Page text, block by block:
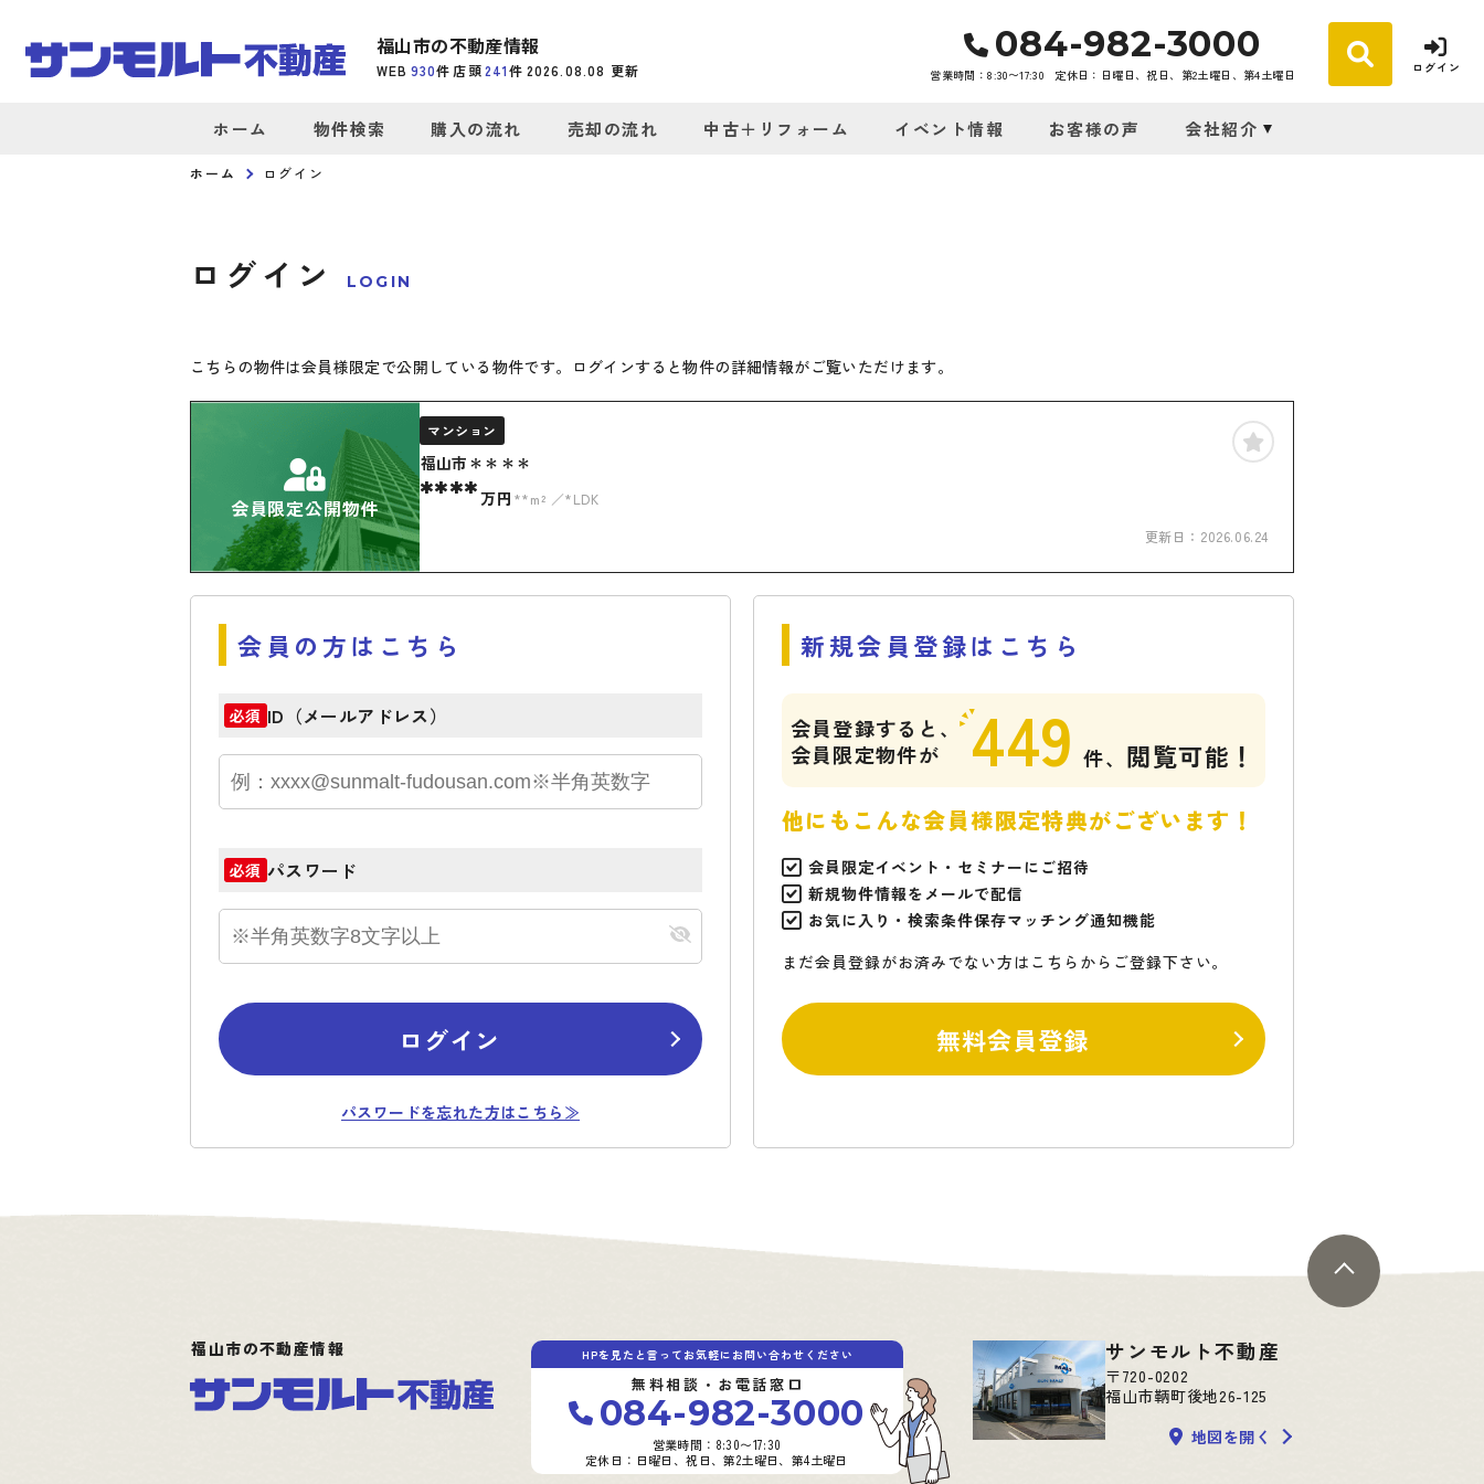
福山市の不動産情報
WEB 930件 店頭241件 2026.08.08 更新
084-982-3000
営業時間：8:30〜17:30 定休日：日曜日、祝日、第2土曜日、第4土曜日 ログイン
ホーム 物件検索 購入の流れ 売却の流れ 中古＋リフォーム イベント情報 お客様の声 会社紹介
ホーム ログイン
ログイン LOGIN
こちらの物件は会員様限定で公開している物件です。ログインすると物件の詳細情報がご覧いただけます。
会員限定公開物件
マンション
福山市＊＊＊＊
****万円 **m²
*LDK
更新日： 2026.06.24
会員の方はこちら
必須 ID（メールアドレス）
必須 パスワード
ログイン
パスワードを忘れた方はこちら≫
新規会員登録はこちら
会員登録すると、
会員限定物件が
449 件、 閲覧可能！
他にもこんな会員様限定特典がございます！
会員限定イベント・セミナーにご招待
新規物件情報をメールで配信
お気に入り・検索条件保存マッチング通知機能
まだ会員登録がお済みでない方はこちらからご登録下さい。
無料会員登録
福山市の不動産情報 HPを見たと言ってお気軽にお問い合わせください
無料相談・お電話窓口
084-982-3000
営業時間：8:30〜17:30
定休日：日曜日、祝日、第2土曜日、第4土曜日
サンモルト不動産
〒720-0202
福山市鞆町後地26-125
地図を開く